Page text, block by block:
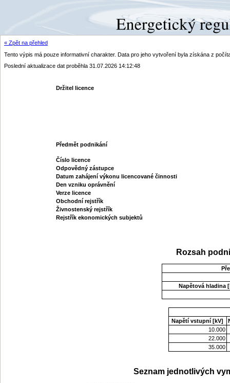
« Zpět na přehled
Tento výpis má pouze informativní charakter. Data pro jeho vytvoření byla získána z
Poslední aktualizace dat proběhla 31.07.2026 14:12:48
Držitel licence
Předmět podnikání
Číslo licence
Odpovědný zástupce
Datum zahájení výkonu licencované činnosti
Den vzniku oprávnění
Verze licence
Obchodní rejstřík
Živnostenský rejstřík
Rejstřík ekonomických subjektů
Rozsah
Napětová hladina
Napětí vstupní [kV]
10.000
22.000
35.000
Seznam jednotlivých